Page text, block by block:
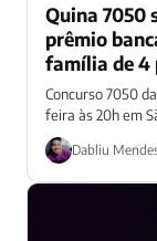
Quina 7050
prêmio
família de 4
Concurso 7050
feira às 20h em
Dabliu